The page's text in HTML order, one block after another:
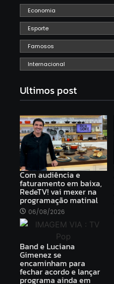
Economia
Esporte
Famosos
Internacional
Ultimos post
Com audiência e
faturamento em baixa,
RedeTV! vai mexer na
programação matinal
06/08/2026
Band e Luciana
Gimenez se
encaminham para
fechar acordo e lançar
programa ainda em